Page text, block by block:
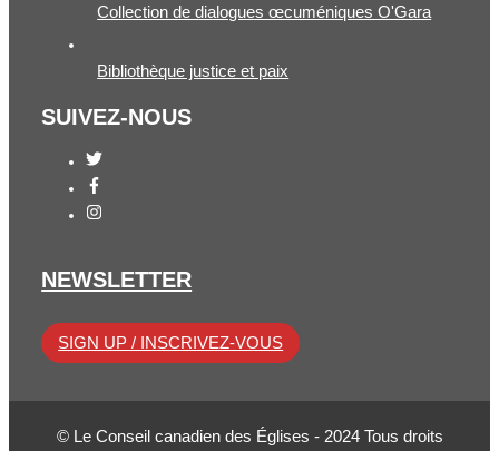
Collection de dialogues œcuméniques O'Gara
Bibliothèque justice et paix
SUIVEZ-NOUS
NEWSLETTER
SIGN UP / INSCRIVEZ-VOUS
© Le Conseil canadien des Églises - 2024 Tous droits